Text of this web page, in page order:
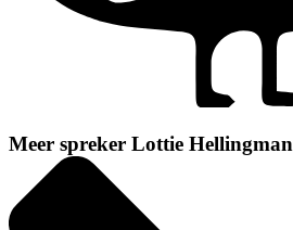
Meer spreker Lottie Hellingman